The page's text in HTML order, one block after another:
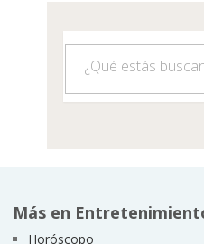
Más en
Horóscopo